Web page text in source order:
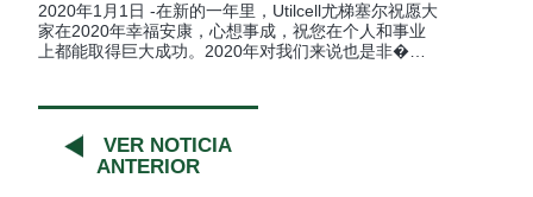
2020年1月1日 -在新的一年里，Utilcell尤梯塞尔祝愿大
家在2020年幸福安康，心想事成，祝您在个人和事业
上都能取得巨大成功。2020年对我们来说也是非�…
VER NOTICIA
ANTERIOR